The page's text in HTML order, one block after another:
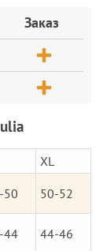
Заказ
XL
50 50-52
44 44-46